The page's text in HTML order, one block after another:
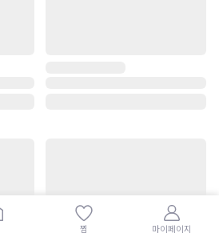
찜 마이페이지